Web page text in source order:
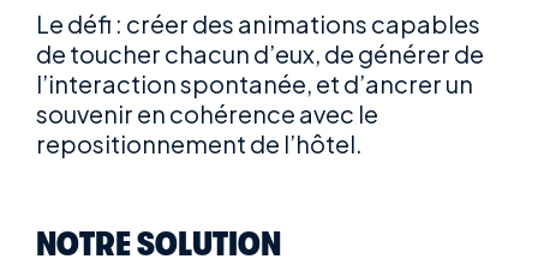
Le défi : créer des animations capables
de toucher chacun d’eux, de générer de
l’interaction spontanée, et d’ancrer un
souvenir en cohérence avec le
repositionnement de l’hôtel.
NOTRE SOLUTION